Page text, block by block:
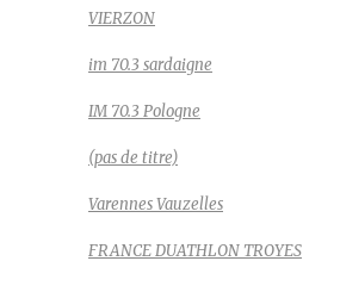
VIERZON
im 70.3 sardaigne
IM 70.3 Pologne
(pas de titre)
Varennes Vauzelles
FRANCE DUATHLON TROYES